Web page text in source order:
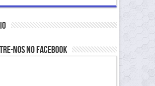
nos no Facebook